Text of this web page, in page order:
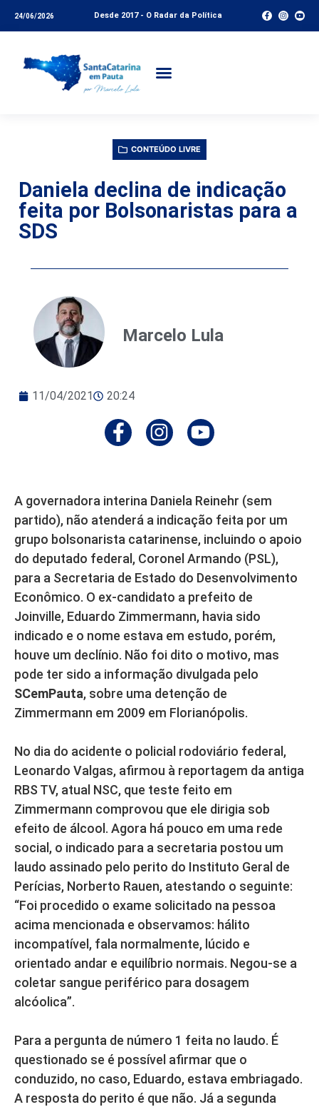
24/06/2026 Desde 2017 - O Radar da Política
CONTEÚDO LIVRE
Daniela declina de indicação
feita por Bolsonaristas para a
SDS
Marcelo Lula
11/04/2021 20:24
A governadora interina Daniela Reinehr (sem
partido), não atenderá a indicação feita por um
grupo bolsonarista catarinense, incluindo o apoio
do deputado federal, Coronel Armando (PSL),
para a Secretaria de Estado do Desenvolvimento
Econômico. O ex-candidato a prefeito de
Joinville, Eduardo Zimmermann, havia sido
indicado e o nome estava em estudo, porém,
houve um declínio. Não foi dito o motivo, mas
pode ter sido a informação divulgada pelo
SCemPauta, sobre uma detenção de
Zimmermann em 2009 em Florianópolis.
No dia do acidente o policial rodoviário federal,
Leonardo Valgas, afirmou à reportagem da antiga
RBS TV, atual NSC, que teste feito em
Zimmermann comprovou que ele dirigia sob
efeito de álcool. Agora há pouco em uma rede
social, o indicado para a secretaria postou um
laudo assinado pelo perito do Instituto Geral de
Perícias, Norberto Rauen, atestando o seguinte:
“Foi procedido o exame solicitado na pessoa
acima mencionada e observamos: hálito
incompatível, fala normalmente, lúcido e
orientado andar e equilíbrio normais. Negou-se a
coletar sangue periférico para dosagem
alcóolica”.
Para a pergunta de número 1 feita no laudo. É
questionado se é possível afirmar que o
conduzido, no caso, Eduardo, estava embriagado.
A resposta do perito é que não. Já a segunda